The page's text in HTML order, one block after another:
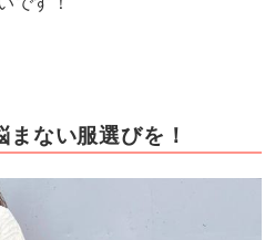
ない服選びを！